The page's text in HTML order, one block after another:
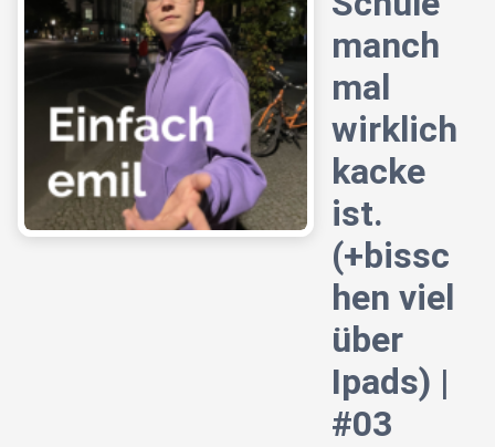
manch
mal
wirklich
kacke
ist.
(+bissc
hen viel
über
Ipads) |
#03